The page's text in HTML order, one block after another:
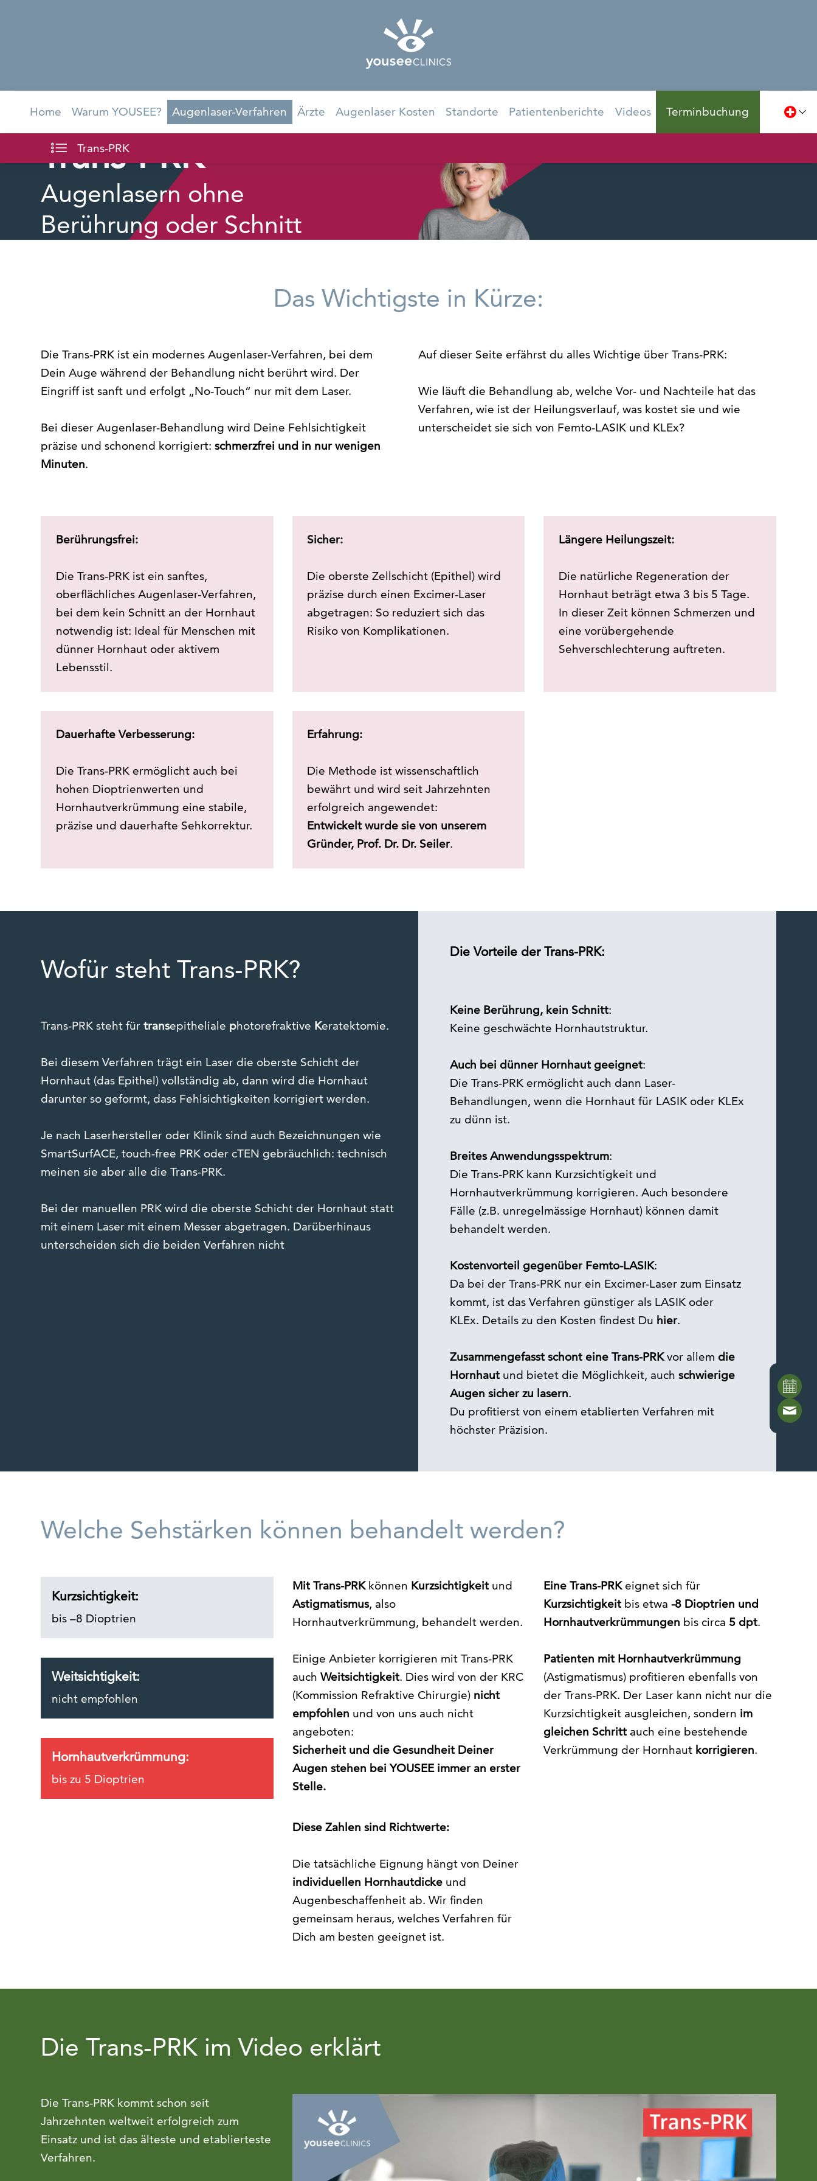
Home Warum YOUSEE? Augenlaser-Verfahren Ärzte Augenlaser Kosten Standorte Patientenberichte Videos Terminbuchung
Trans-PRK
Trans-PRK
Augenlasern ohne
Berührung oder Schnitt
Das Wichtigste in Kürze:
Die Trans-PRK ist ein modernes Augenlaser-Verfahren, bei dem
Dein Auge während der Behandlung nicht berührt wird. Der
Eingriff ist sanft und erfolgt „No-Touch“ nur mit dem Laser.
Bei dieser Augenlaser-Behandlung wird Deine Fehlsichtigkeit
präzise und schonend korrigiert:schmerzfrei und in nur wenigen
Minuten.
Auf dieser Seite erfährst du alles Wichtige über Trans-PRK:
Wie läuft die Behandlung ab, welche Vor- und Nachteile hat das
Verfahren, wie ist der Heilungsverlauf, was kostet sie und wie
unterscheidet sie sich von Femto-LASIK und KLEx?
Berührungsfrei:
Die Trans-PRK ist ein sanftes,
oberflächliches Augenlaser-Verfahren,
bei dem kein Schnitt an der Hornhaut
notwendig ist: Ideal für Menschen mit
dünner Hornhaut oder aktivem
Lebensstil.
Sicher:
Die oberste Zellschicht (Epithel) wird
präzise durch einen Excimer-Laser
abgetragen: So reduziert sich das
Risiko von Komplikationen.
Längere Heilungszeit:
Die natürliche Regeneration der
Hornhaut beträgt etwa 3 bis 5 Tage.
In dieser Zeit können Schmerzen und
eine vorübergehende
Sehverschlechterung auftreten.
Dauerhafte Verbesserung:
Die Trans-PRK ermöglicht auch bei
hohen Dioptrienwerten und
Hornhautverkrümmung eine stabile,
präzise und dauerhafte Sehkorrektur.
Erfahrung:
Die Methode ist wissenschaftlich
bewährt und wird seit Jahrzehnten
erfolgreich angewendet:
Entwickelt wurde sie von unserem
Gründer, Prof. Dr. Dr. Seiler.
Wofür steht Trans-PRK?
Trans-PRK steht fürtransepitheliale photorefraktive Keratektomie.
Bei diesem Verfahren trägt ein Laser die oberste Schicht der
Hornhaut (das Epithel) vollständig ab, dann wird die Hornhaut
darunter so geformt, dass Fehlsichtigkeiten korrigiert werden.
Je nach Laserhersteller oder Klinik sind auch Bezeichnungen wie
SmartSurfACE, touch-free PRK oder cTEN gebräuchlich: technisch
meinen sie aber alle die Trans-PRK.
Bei der manuellen PRK wird die oberste Schicht der Hornhaut statt
mit einem Laser mit einem Messer abgetragen. Darüberhinaus
unterscheiden sich die beiden Verfahren nicht
Die Vorteile der Trans-PRK:
Keine Berührung, kein Schnitt:
Keine geschwächte Hornhautstruktur.
Auch bei dünner Hornhaut geeignet:
Die Trans-PRK ermöglicht auch dann Laser-
Behandlungen, wenn die Hornhaut für LASIK oder KLEx
zu dünn ist.
Breites Anwendungsspektrum:
Die Trans-PRK kann Kurzsichtigkeit und
Hornhautverkrümmung korrigieren. Auch besondere
Fälle (z.B. unregelmässige Hornhaut) können damit
behandelt werden.
Kostenvorteil gegenüber Femto-LASIK:
Da bei der Trans-PRK nur ein Excimer-Laser zum Einsatz
kommt, ist das Verfahren günstiger als LASIK oder
KLEx. Details zu den Kosten findest Du hier.
Zusammengefasst schont eine Trans-PRKvor allem die
Hornhaut und bietet die Möglichkeit, auchschwierige
Augen sicher zu lasern.
Du profitierst von einem etablierten Verfahren mit
höchster Präzision.
Welche Sehstärken können behandelt werden?
Kurzsichtigkeit:
bis –8 Dioptrien
Weitsichtigkeit:
nicht empfohlen
Hornhautverkrümmung:
bis zu 5 Dioptrien
Mit Trans-PRKkönnen Kurzsichtigkeitund
Astigmatismus, also
Hornhautverkrümmung, behandelt werden.
Einige Anbieter korrigieren mit Trans-PRK
auch Weitsichtigkeit. Dies wird von der KRC
(Kommission Refraktive Chirurgie) nicht
empfohlen und von uns auch nicht
angeboten:
Sicherheit und die Gesundheit Deiner
Augen stehen bei YOUSEE immer an erster
Stelle.
Eine Trans-PRKeignet sich für
Kurzsichtigkeit bis etwa-8 Dioptrien und
Hornhautverkrümmungen bis circa 5 dpt.
Patienten mit Hornhautverkrümmung
(Astigmatismus) profitieren ebenfalls von
der Trans-PRK. Der Laser kann nicht nur die
Kurzsichtigkeit ausgleichen, sondern im
gleichen Schritt auch eine bestehende
Verkrümmung der Hornhaut korrigieren.
Diese Zahlen sind Richtwerte:
Die tatsächliche Eignung hängt von Deiner
individuellen Hornhautdickeund
Augenbeschaffenheit ab. Wir finden
gemeinsam heraus, welches Verfahren für
Dich am besten geeignet ist.
Die Trans-PRK im Video erklärt
Die Trans-PRK kommt schon seit
Jahrzehnten weltweit erfolgreich zum
Einsatz und ist das älteste und etablierteste
Verfahren.